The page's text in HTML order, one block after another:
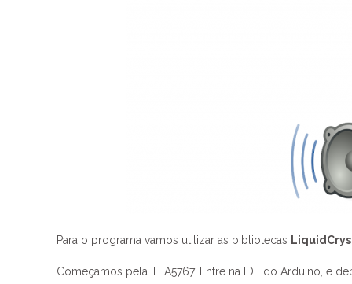
Para o programa vamos utilizar as bibliotecas
Começamos pela TEA5767. Entre na IDE do Arduino, e